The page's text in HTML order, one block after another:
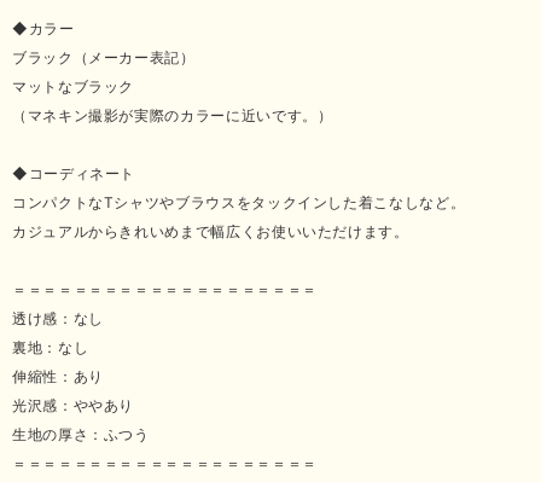
◆カラー
ブラック（メーカー表記）
マットなブラック
（マネキン撮影が実際のカラーに近いです。）
◆コーディネート
コンパクトなTシャツやブラウスをタックインした着こなしなど。
カジュアルからきれいめまで幅広くお使いいただけます。
＝＝＝＝＝＝＝＝＝＝＝＝＝＝＝＝＝＝＝＝
透け感：なし
裏地：なし
伸縮性：あり
光沢感：ややあり
生地の厚さ：ふつう
＝＝＝＝＝＝＝＝＝＝＝＝＝＝＝＝＝＝＝＝